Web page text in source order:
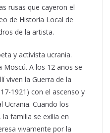
rusas que cayeron el
de Historia Local de
de la artista.
y activista ucrania.
Moscú. A los 12 años se
viven la Guerra de la
1921) con el ascenso y
Ucrania. Cuando los
familia se exilia en
vivamente por la